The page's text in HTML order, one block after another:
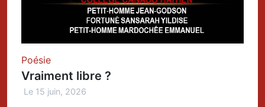
Poésie
Vraiment libre ?
Le 15 juin, 2026